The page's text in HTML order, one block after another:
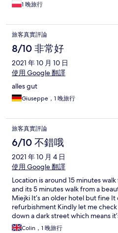
1 晚旅行
旅客真實評論
8/10 非常好
2021 年 10 月 10 日
使用 Google 翻譯
alles gut
Giuseppe，1 晚旅行
旅客真實評論
6/10 不錯哦
2021 年 10 月 4 日
使用 Google 翻譯
Location is around 15 minutes
and its 5 minutes walk from a
Miejki It’s an older hotel but fine
refurbishment Kindly let me
down a dark street which means
the square Basic No luxuries
Colin，1 晚旅行